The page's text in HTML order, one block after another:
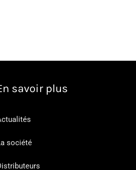
savoir plus
société